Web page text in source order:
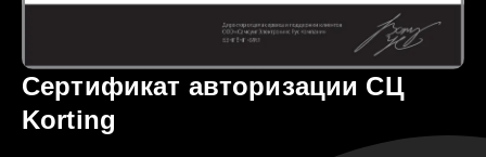
Сертификат авторизации СЦ
Korting